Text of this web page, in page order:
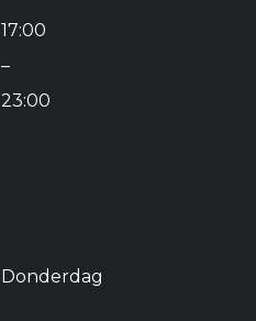
17:00
–
23:00
Donderdag